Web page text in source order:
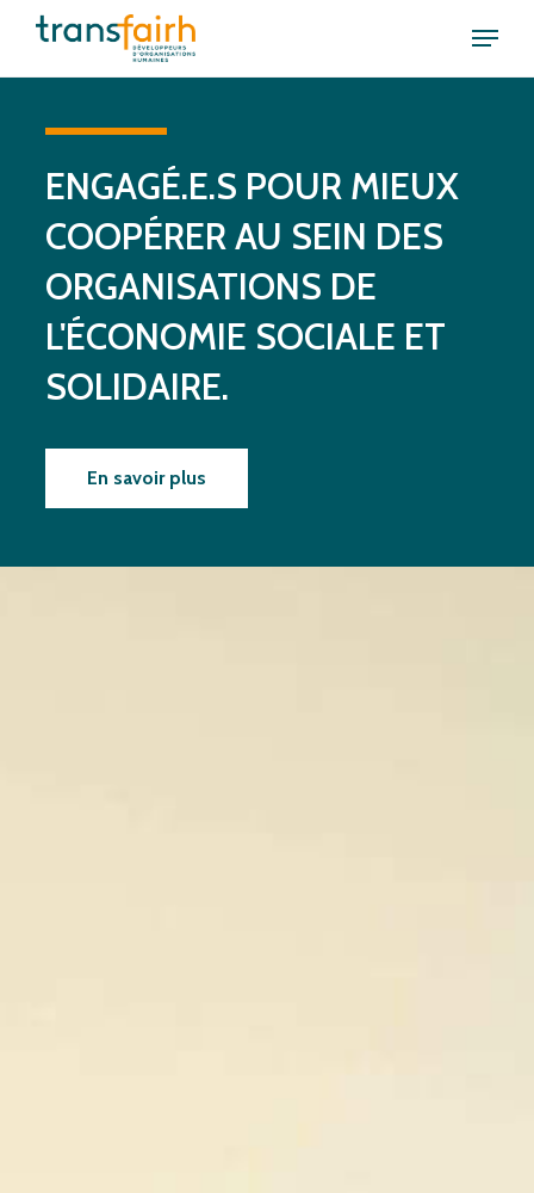
content
Menu
ENGAGÉ.E.S POUR MIEUX
COOPÉRERAU SEIN DES
ORGANISATIONS DE
L'ÉCONOMIE SOCIALE ET
SOLIDAIRE.
En savoir plus
Close